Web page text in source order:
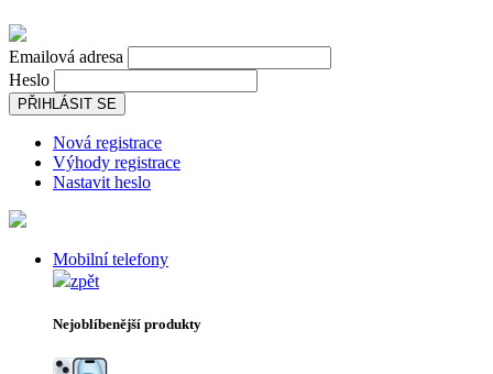
Emailová adresa
Heslo
PŘIHLÁSIT SE
Nová registrace
Výhody registrace
Nastavit heslo
Mobilní telefony
zpět
Nejoblíbenější produkty